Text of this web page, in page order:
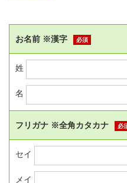
お名前 ※漢字 必須
姓
名
フリガナ ※全角カタカナ 必
セイ
メイ